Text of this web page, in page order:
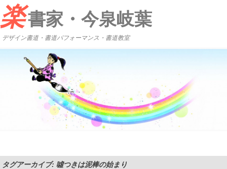
楽書家・今泉岐葉
デザイン書道・書道パフォーマンス・書道教室
タグアーカイブ: 噓つきは泥棒の始まり